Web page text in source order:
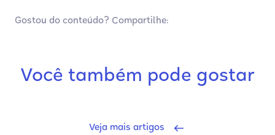
Gostou do conteúdo? Compartilhe:
Você também pode gostar
Veja mais artigos